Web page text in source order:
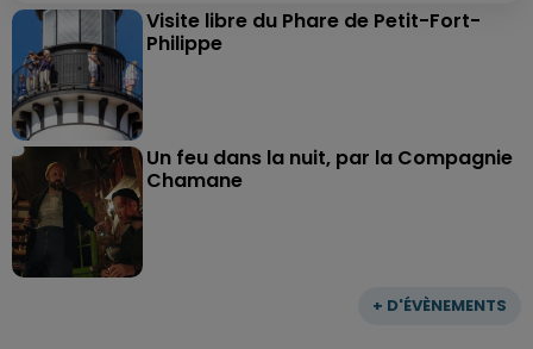
+ D'ÉVÈNEMENTS
Visite libre du Phare de Petit-Fort-
Philippe
Un feu dans la nuit, par la Compagnie
Chamane